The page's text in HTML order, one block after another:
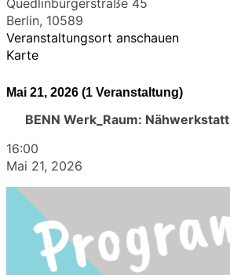
Berlin, 10589
Veranstaltungsort anschauen
Karte
Mai 21, 2026 (1 Veranstaltung)
BENN Werk_Raum: Nähwerkstatt
16:00
Mai 21, 2026